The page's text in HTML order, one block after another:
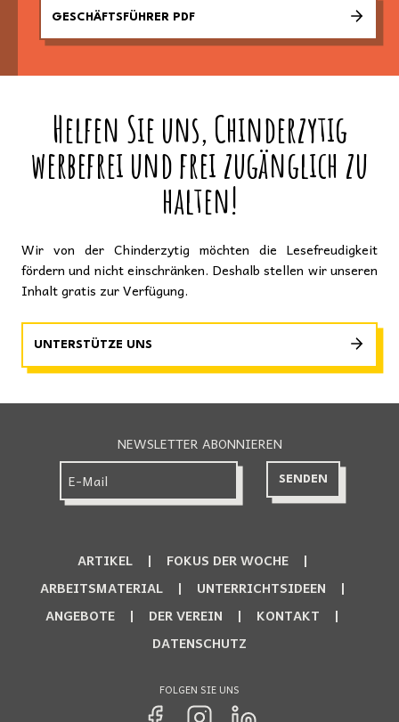
GESCHÄFTSFÜHRER PDF
Helfen Sie uns, Chinderzytig
werbefrei und frei zugänglich zu
halten!
Wir von der Chinderzytig möchten die Lesefreudigkeit
fördern und nicht einschränken. Deshalb stellen wir unseren
Inhalt gratis zur Verfügung.
UNTERSTÜTZE UNS
NEWSLETTER ABONNIEREN
ARTIKEL
FOKUS DER WOCHE
ARBEITSMATERIAL
UNTERRICHTSIDEEN
ANGEBOTE
DER VEREIN
KONTAKT
DATENSCHUTZ
FOLGEN SIE UNS